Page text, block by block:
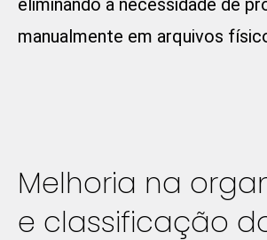
eliminando a necessidade de
manualmente em arquivos
Melhoria na
e classificação